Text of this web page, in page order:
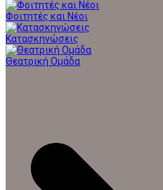
Φοιτητές και Νέοι
Κατασκηνώσεις
Θεατρική Ομάδα